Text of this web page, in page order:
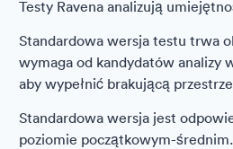
Testy Ravena analizują
Standardowa wersja testu trwa
wymaga od kandydatów analizy
aby wypełnić brakującą
Standardowa wersja jest
poziomie początkowym-średnim.